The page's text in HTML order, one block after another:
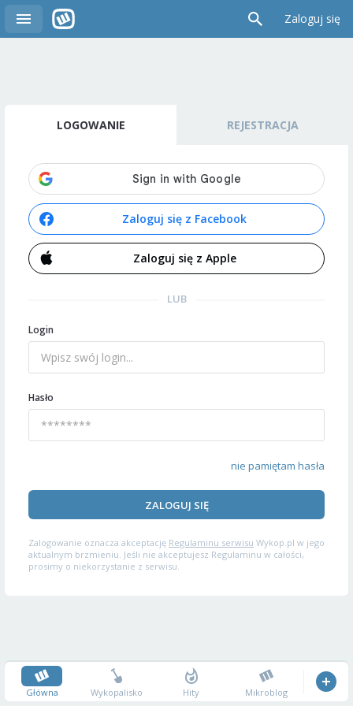
Zaloguj się
LOGOWANIE REJESTRACJA
Zaloguj się z Facebook
Zaloguj się z Apple
LUB
Login
Hasło
nie pamiętam hasła
ZALOGUJ SIĘ
Zalogowanie oznacza akceptację Regulaminu serwisu Wykop.pl w jego
aktualnym brzmieniu. Jeśli nie akceptujesz Regulaminu w całości,
prosimy o niekorzystanie z serwisu.
Główna Wykopalisko Hity Mikroblog